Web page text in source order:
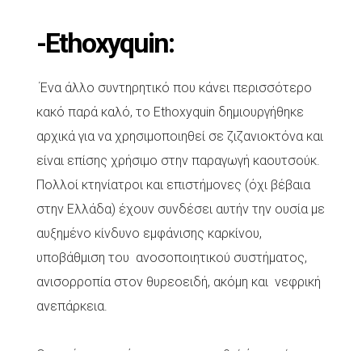
-Ethoxyquin:
Ένα άλλο συντηρητικό που κάνει περισσότερο
κακό παρά καλό, το Ethoxyquin δημιουργήθηκε
αρχικά για να χρησιμοποιηθεί σε ζιζανιοκτόνα και
είναι επίσης χρήσιμο στην παραγωγή καουτσούκ.
Πολλοί κτηνίατροι και επιστήμονες (όχι βέβαια
στην Ελλάδα) έχουν συνδέσει αυτήν την ουσία με
αυξημένο κίνδυνο εμφάνισης καρκίνου,
υποβάθμιση του ανοσοποιητικού συστήματος,
ανισορροπία στον θυρεοειδή, ακόμη και νεφρική
ανεπάρκεια.